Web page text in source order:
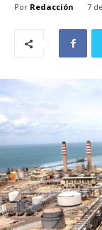
Por Redacción 7